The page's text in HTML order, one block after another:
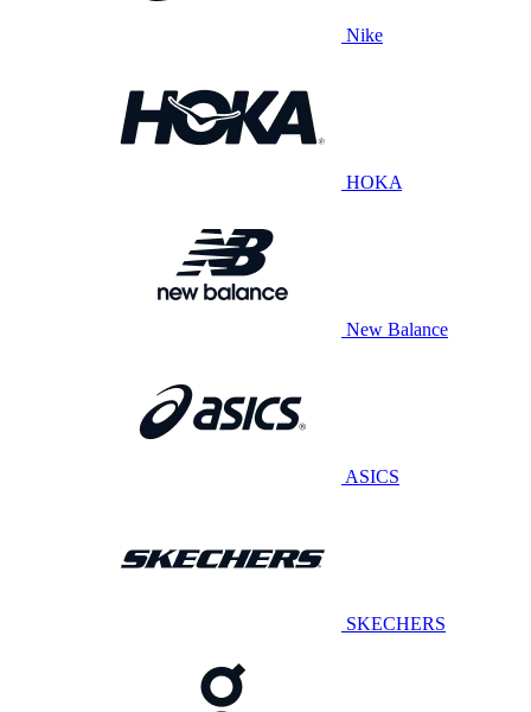
Nike
HOKA
New Balance
ASICS
SKECHERS